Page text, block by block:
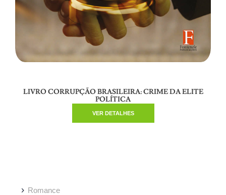
LIVRO CORRUPÇÃO BRASILEIRA: CRIME DA ELITE
POLÍTICA
VER DETALHES
Romance